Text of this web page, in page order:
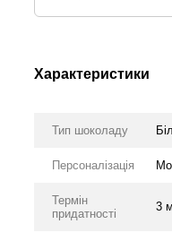
Характеристики
Тип шоколаду
Персоналізація
Термін
придатності
3